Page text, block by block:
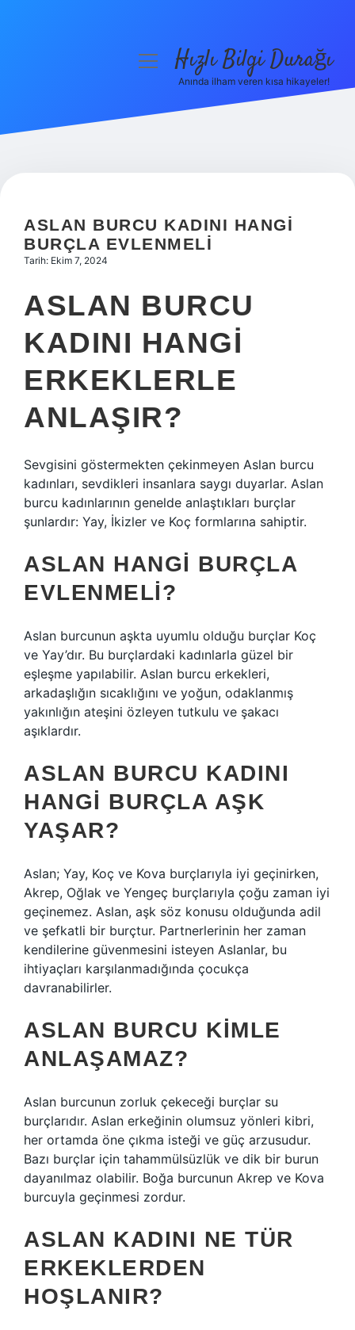
Hakkımızda
menüyüHızlı Bilgi Durağı
Anında ilham veren kısa hikayeler!
ASLAN BURCU KADINI HANGI
BURÇLA EVLENMELI
Tarih: Ekim 7, 2024
ASLAN BURCU
KADINI HANGI
ERKEKLERLE
ANLAŞIR?
Sevgisini göstermekten çekinmeyen Aslan burcu
kadınları, sevdikleri insanlara saygı duyarlar. Aslan
burcu kadınlarının genelde anlaştıkları burçlar
şunlardır: Yay, İkizler ve Koç formlarına sahiptir.
ASLAN HANGI BURÇLA
EVLENMELI?
Aslan burcunun aşkta uyumlu olduğu burçlar Koç
ve Yay’dır. Bu burçlardaki kadınlarla güzel bir
eşleşme yapılabilir. Aslan burcu erkekleri,
arkadaşlığın sıcaklığını ve yoğun, odaklanmış
yakınlığın ateşini özleyen tutkulu ve şakacı
aşıklardır.
ASLAN BURCU KADINI
HANGI BURÇLA AŞK
YAŞAR?
Aslan; Yay, Koç ve Kova burçlarıyla iyi geçinirken,
Akrep, Oğlak ve Yengeç burçlarıyla çoğu zaman iyi
geçinemez. Aslan, aşk söz konusu olduğunda adil
ve şefkatli bir burçtur. Partnerlerinin her zaman
kendilerine güvenmesini isteyen Aslanlar, bu
ihtiyaçları karşılanmadığında çocukça
davranabilirler.
ASLAN BURCU KIMLE
ANLAŞAMAZ?
Aslan burcunun zorluk çekeceği burçlar su
burçlarıdır. Aslan erkeğinin olumsuz yönleri kibri,
her ortamda öne çıkma isteği ve güç arzusudur.
Bazı burçlar için tahammülsüzlük ve dik bir burun
dayanılmaz olabilir. Boğa burcunun Akrep ve Kova
burcuyla geçinmesi zordur.
ASLAN KADINI NE TÜR
ERKEKLERDEN
HOŞLANIR?